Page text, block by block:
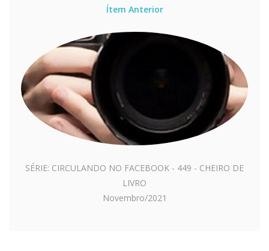
Ítem Anterior
SÉRIE: CIRCULANDO NO FACEBOOK - 449 - CHEIRO DE
LIVRO
Novembro/2021